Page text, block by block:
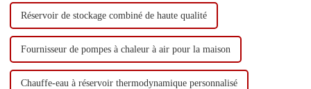
Réservoir de stockage combiné de haute qualité
Fournisseur de pompes à chaleur à air pour la maison
Chauffe-eau à réservoir thermodynamique personnalisé